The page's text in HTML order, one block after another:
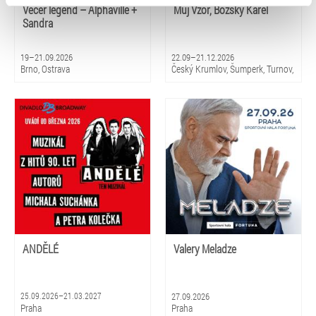
zpracování upravíte zaškrtnutím příslušné varianty. Svoji
Večer legend – Alphaville +
Sandra
19–21.09.2026
Brno, Ostrava
Můj Vzor, Božský Karel
22.09–21.12.2026
Český Krumlov, Šumperk, Turnov,
Varnsdorf, Ústí nad Labem,
Přerov
ANDĚLÉ
25.09.2026–21.03.2027
Praha
Valery Meladze
27.09.2026
Praha